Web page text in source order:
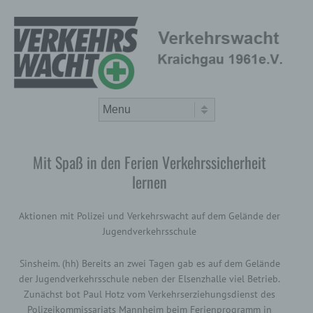
Mit Spaß in den Ferien Verkehrssicherheit
lernen
Aktionen mit Polizei und Verkehrswacht auf dem Gelände der
Jugendverkehrsschule
Sinsheim. (hh) Bereits an zwei Tagen gab es auf dem Gelände
der Jugendverkehrsschule neben der Elsenzhalle viel Betrieb.
Zunächst bot Paul Hotz vom Verkehrserziehungsdienst des
Polizeikommissariats Mannheim beim Ferienprogramm in